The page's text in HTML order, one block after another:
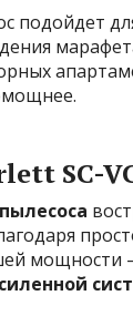
подойдет
SC-
мощности